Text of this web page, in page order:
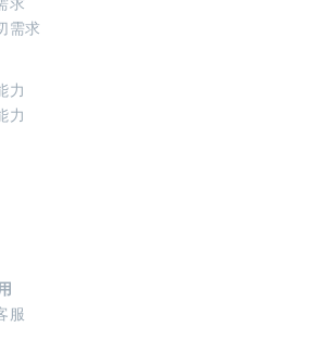
需求
力
力
服